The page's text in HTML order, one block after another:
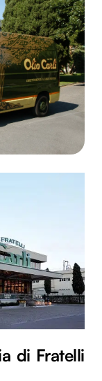
di Fratelli